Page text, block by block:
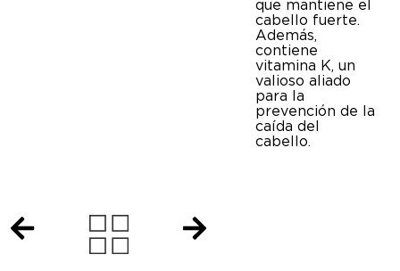
que mantiene el
cabello fuerte.
Además,
contiene
vitamina K, un
valioso aliado
para la
prevención de la
caída del
cabello.